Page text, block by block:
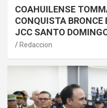
COAHUILENSE
CONQUISTA BRONCE
JCC SANTO
Redaccion